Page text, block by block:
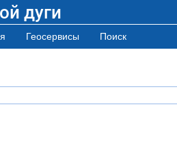
дуги
Геосервисы Поиск